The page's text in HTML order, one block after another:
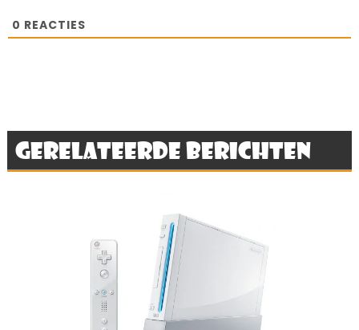
0 REACTIES
Gerelateerde berichten